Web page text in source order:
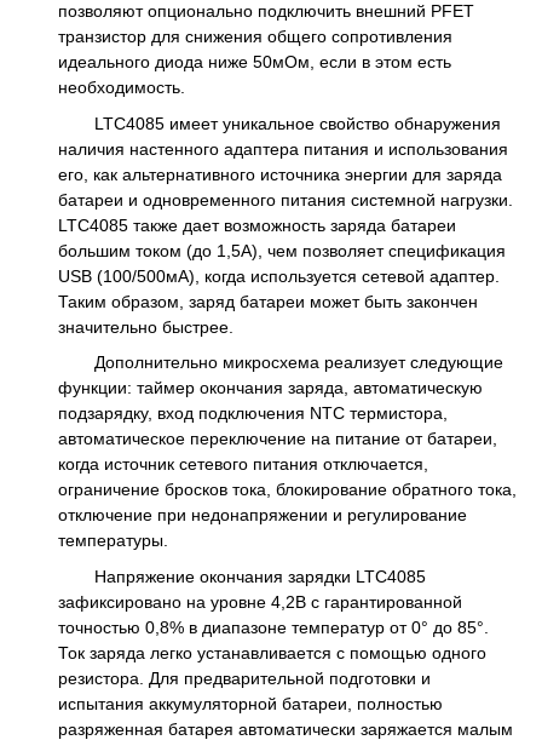
позволяют опционально подключить внешний PFET
транзистор для снижения общего сопротивления
идеального диода ниже 50мОм, если в этом есть
необходимость.
LTC4085 имеет уникальное свойство обнаружения
наличия настенного адаптера питания и использования
его, как альтернативного источника энергии для заряда
батареи и одновременного питания системной нагрузки.
LTC4085 также дает возможность заряда батареи
большим током (до 1,5А), чем позволяет спецификация
USB (100/500мА), когда используется сетевой адаптер.
Таким образом, заряд батареи может быть закончен
значительно быстрее.
Дополнительно микросхема реализует следующие
функции: таймер окончания заряда, автоматическую
подзарядку, вход подключения NTC термистора,
автоматическое переключение на питание от батареи,
когда источник сетевого питания отключается,
ограничение бросков тока, блокирование обратного тока,
отключение при недонапряжении и регулирование
температуры.
Напряжение окончания зарядки LTC4085
зафиксировано на уровне 4,2В с гарантированной
точностью 0,8% в диапазоне температур от 0° до 85°.
Ток заряда легко устанавливается с помощью одного
резистора. Для предварительной подготовки и
испытания аккумуляторной батареи, полностью
разряженная батарея автоматически заряжается малым